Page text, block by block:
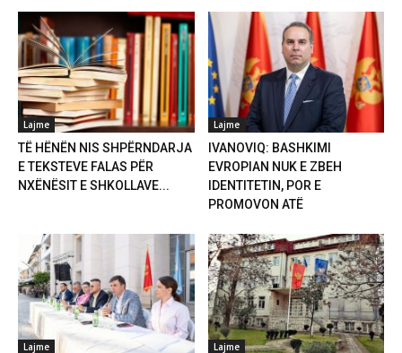
Lajme
TË HËNËN NIS SHPËRNDARJA
E TEKSTEVE FALAS PËR
NXËNËSIT E SHKOLLAVE...
Lajme
IVANOVIQ: BASHKIMI
EVROPIAN NUK E ZBEH
IDENTITETIN, POR E
PROMOVON ATË
Lajme Lajme